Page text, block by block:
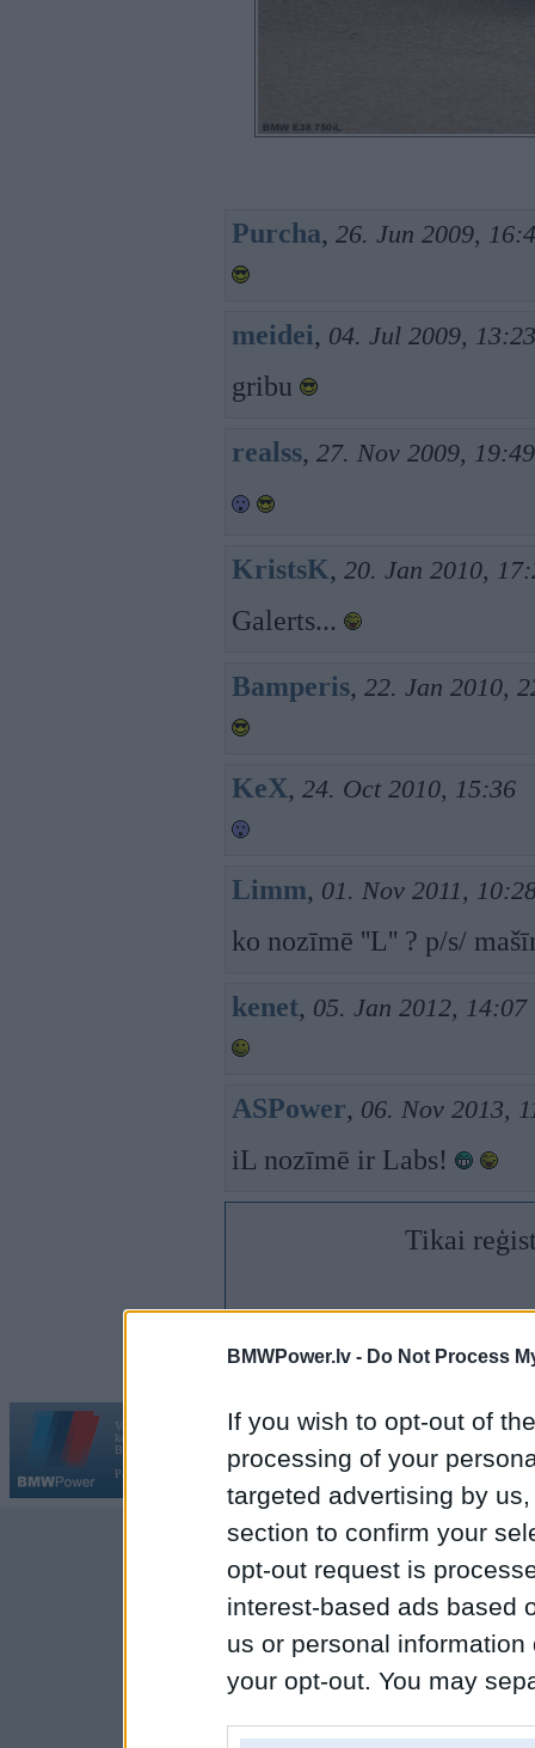
BMWPower.lv - Do Not Process
If you wish to opt-out of
processing of your
targeted advertising by
section to confirm your
opt-out request is
interest-based ads based
us or personal
your opt-out. You may
Purcha, 26. Jun 2009,
meidei, 04. Jul 2009, 13:23
gribu
realss, 27. Nov 2009, 19:49
KristsK, 20. Jan 2010,
Galerts...
Bamperis, 22. Jan 2010,
KeX, 24. Oct 2010, 15:36
Limm, 01. Nov 2011,
ko nozīmē ''L'' ? p/s/
kenet, 05. Jan 2012, 14:07
ASPower, 06. Nov 2013,
iL nozīmē ir Labs!
Tikai
Vortāls BMWPower.lv darbojas
kopš 2002. gada 14. maija. Tas nav auto klubs un nav saistīts ar
BMW AG.
Par BMWPower
Kontakti